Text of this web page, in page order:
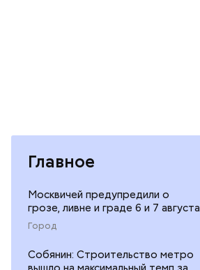
Главное
Москвичей предупредили о
грозе, ливне и граде 6 и 7 августа
Город
Собянин: Строительство метро